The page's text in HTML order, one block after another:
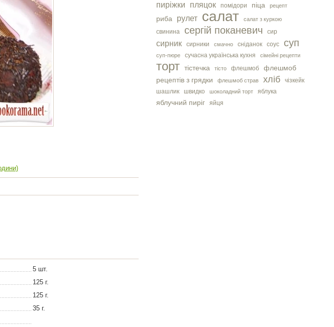
пиріжки пляцок помідори піца рецепт
риба рулет салат салат з куркою
свинина сергiй поканевич сир
сирник сирники смачно сніданок соус суп
суп-пюре сучасна українська кухня сімейні рецепти
торт тістечка тісто флешмоб
флешмоб
рецептів з грядки
флешмоб страв хліб
чізкейк
шашлик
швидко шоколадний торт яблука
яблучний пиріг яйця
5 шт.
125 г.
125 г.
35 г.